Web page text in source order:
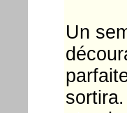
Un